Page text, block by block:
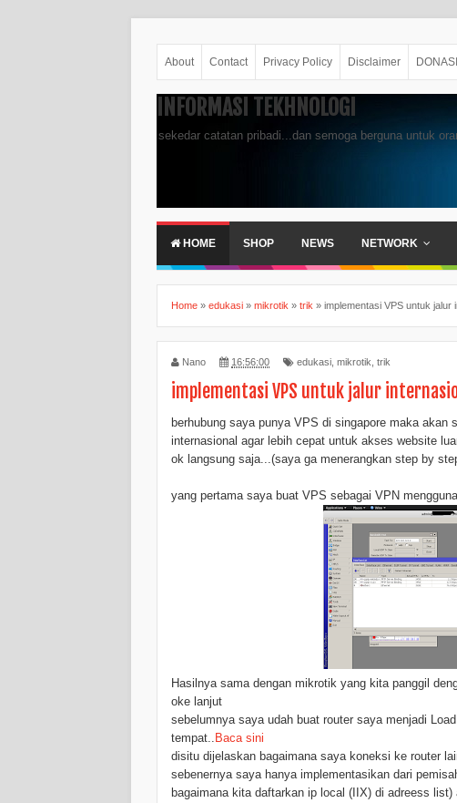
About Contact Privacy Policy Disclaimer DONASI
INFORMASI TEKHNOLOGI
sekedar catatan pribadi...dan semoga berguna untuk
HOME SHOP NEWS NETWORK
Home » edukasi » mikrotik » trik » implementasi VPS untuk jalur
Nano 16:56:00 edukasi mikrotik trik
implementasi VPS untuk jalur
berhubung saya punya VPS di singapore maka
internasional agar lebih cepat untuk akses website
ok langsung saja...(saya ga menerangkan step by
yang pertama saya buat VPS sebagai VPN
Hasilnya sama dengan mikrotik yang kita panggil
oke lanjut
sebelumnya saya udah buat router saya menjadi
tempat.. Baca sini
disitu dijelaskan bagaimana saya koneksi ke router
sebenernya saya hanya implementasikan dari
bagaimana kita daftarkan ip local (IIX) di adreess